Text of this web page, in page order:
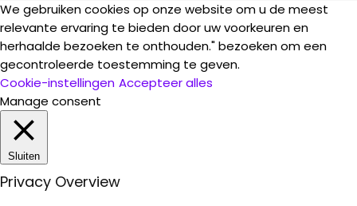
We gebruiken cookies op onze website om u de meest
relevante ervaring te bieden door uw voorkeuren en
herhaalde bezoeken te onthouden." bezoeken om een
gecontroleerde toestemming te geven.
Cookie-instellingen Accepteer alles
Manage consent
Sluiten
Privacy Overview